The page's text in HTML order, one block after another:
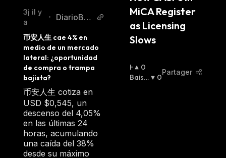
3j il y
a
•
DiarioBitc
币安人生 cae 4% en
medio de un mercado
lateral: ¿oportunidad
de compra o trampa
bajista?
币安人生 cotiza en
USD $0,545, un
descenso del 4,05%
en las últimas 24
horas, acumulando
una caída del 38%
desde su máximo
MiCA Register
as Licensing
Slows
H
A
0
Baissi
0
Partager